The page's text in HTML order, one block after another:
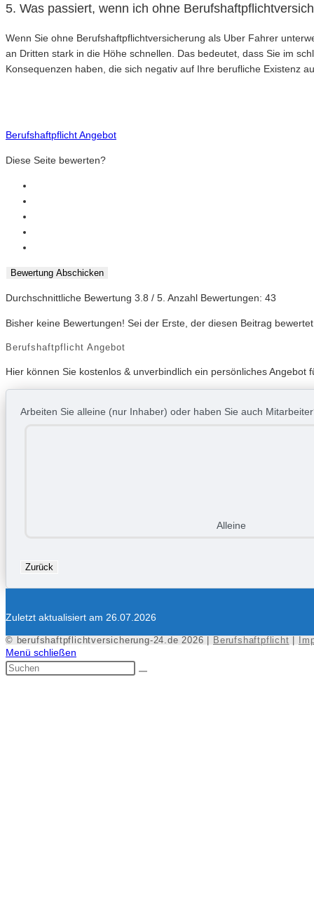
5. Was passiert, wenn ich ohne
Wenn Sie ohne Berufshaftpflichtversicherung als Uber Fahrer
an Dritten stark in die Höhe schnellen. Das bedeutet, dass Sie im
Konsequenzen haben, die sich negativ auf Ihre berufliche Existenz
Berufshaftpflicht Angebot
Diese Seite bewerten?
Bewertung Abschicken
Durchschnittliche Bewertung 3.8 / 5. Anzahl Bewertungen: 43
Bisher keine Bewertungen! Sei der Erste, der diesen Beitrag
Berufshaftpflicht Angebot
Hier können Sie kostenlos & unverbindlich ein persönliches
Arbeiten Sie alleine (nur Inhaber) oder haben Sie auch
Alleine
Zurück
Zuletzt aktualisiert am 26.07.2026
© berufshaftpflichtversicherung-24.de 2026 | Berufshaftpflicht
Menü schließen